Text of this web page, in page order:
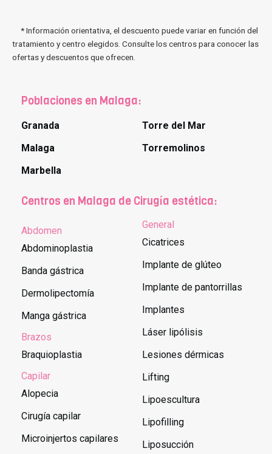
* Información orientativa, el descuento puede variar en función del
tratamiento y centro elegidos. Consulte los centros para conocer las
ofertas y descuentos que ofrecen.
Poblaciones en Malaga:
Granada
Malaga
Marbella
Torre del Mar
Torremolinos
Centros en Malaga de Cirugía estética:
Abdomen
Abdominoplastia
Banda gástrica
Dermolipectomía
Manga gástrica
Brazos
Braquioplastia
Capilar
Alopecia
Cirugía capilar
Microinjertos capilares
General
Cicatrices
Implante de glúteo
Implante de pantorrillas
Implantes
Láser lipólisis
Lesiones dérmicas
Lifting
Lipoescultura
Lipofilling
Liposucción